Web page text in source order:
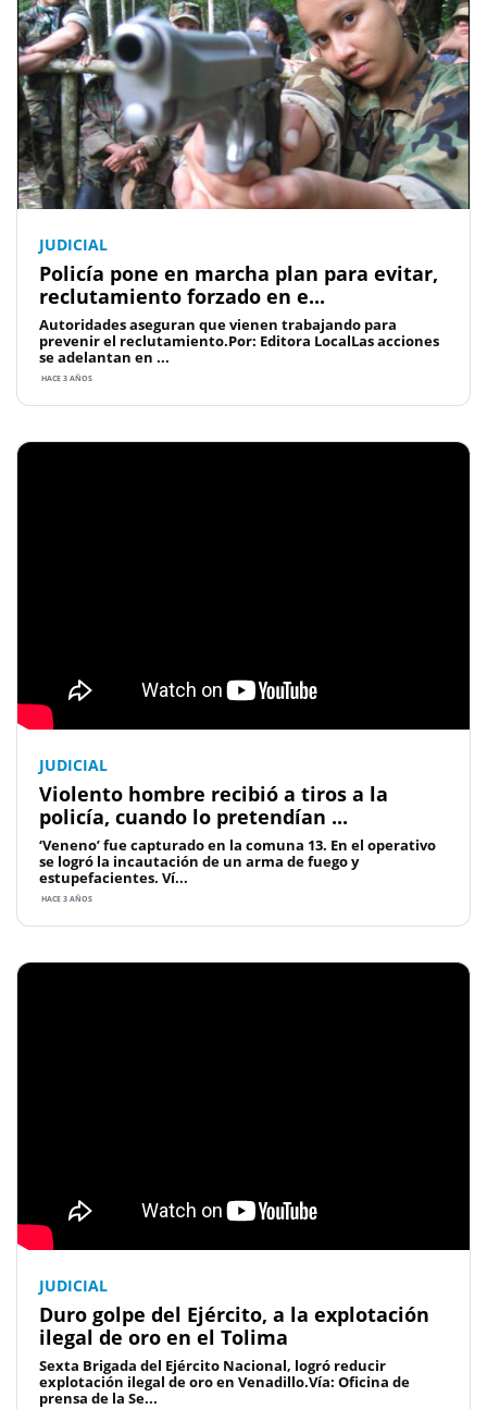
JUDICIAL
Policía pone en marcha plan para evitar,
reclutamiento forzado en e...
Autoridades aseguran que vienen trabajando para
prevenir el reclutamiento.Por: Editora LocalLas acciones
se adelantan en ...
HACE 3 AÑOS
JUDICIAL
Violento hombre recibió a tiros a la
policía, cuando lo pretendían ...
‘Veneno’ fue capturado en la comuna 13. En el operativo
se logró la incautación de un arma de fuego y
estupefacientes. Ví...
HACE 3 AÑOS
JUDICIAL
Duro golpe del Ejército, a la explotación
ilegal de oro en el Tolima
Sexta Brigada del Ejército Nacional, logró reducir
explotación ilegal de oro en Venadillo.Vía: Oficina de
prensa de la Se...